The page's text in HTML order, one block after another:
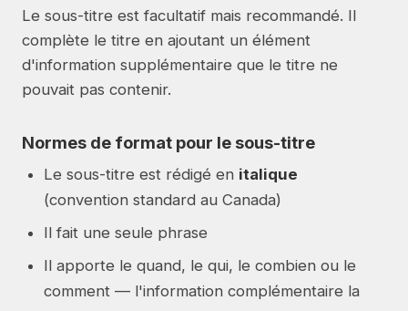
Le sous-titre est facultatif mais recommandé. Il
complète le titre en ajoutant un élément
d'information supplémentaire que le titre ne
pouvait pas contenir.
Normes de format pour le sous-titre
Le sous-titre est rédigé en italique
(convention standard au Canada)
Il fait une seule phrase
Il apporte le quand, le qui, le combien ou le
comment — l'information complémentaire la